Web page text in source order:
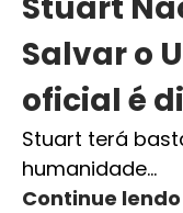
Salvar o
oficial é
Stuart terá
humanidade…
Continue lendo